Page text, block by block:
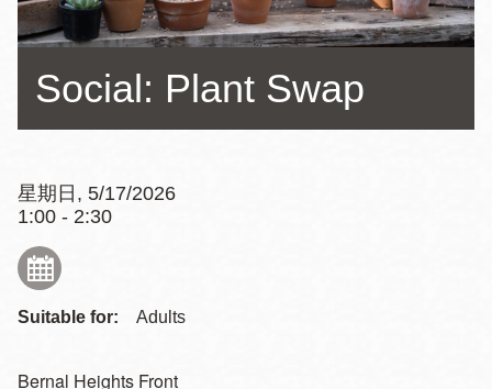
Social: Plant Swap
星期日, 5/17/2026
1:00 - 2:30
Suitable for: Adults
Bernal Heights Front